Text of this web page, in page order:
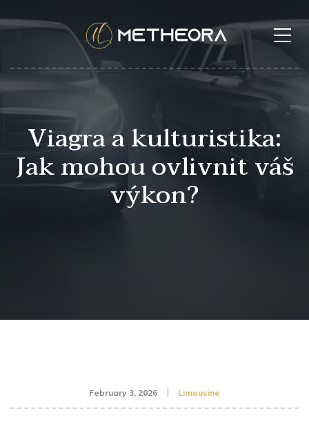
Viagra a kulturistika:
Jak mohou ovlivnit váš
výkon?
February 3, 2026 Limousine